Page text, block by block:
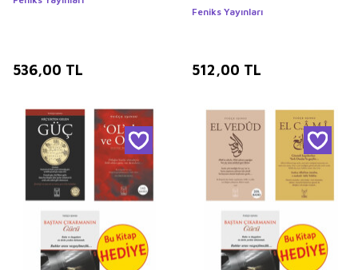
536,00 TL
Feniks Yayınları
512,00 TL